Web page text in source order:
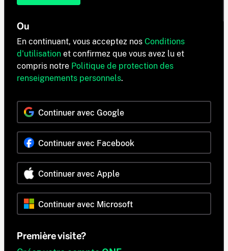
Ou
En continuant, vous acceptez nos Conditions
d'utilisation et confirmez que vous avez lu et
compris notre Politique de protection des
renseignements personnels.
Continuer avec Google
Continuer avec Facebook
Continuer avec Apple
Continuer avec Microsoft
Première visite?